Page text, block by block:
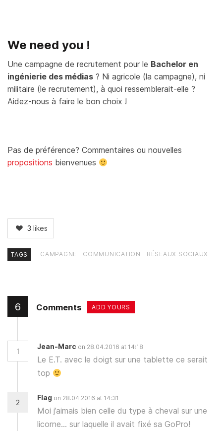
We need you !
Une campagne de recrutement pour le Bachelor en
ingénierie des médias ? Ni agricole (la campagne), ni
militaire (le recrutement), à quoi ressemblerait-elle ?
Aidez-nous à faire le bon choix !
Pas de préférence? Commentaires ou nouvelles
propositions bienvenues
3 likes
TAGS CAMPAGNE COMMUNICATION RÉSEAUX SOCIAUX
6 Comments ADD YOURS
1
Jean-Marc on 28.04.2016 at 14:18
Le E.T. avec le doigt sur une tablette ce serait
top
2
Flag on 28.04.2016 at 14:31
Moi j’aimais bien celle du type à cheval sur une
licorne… sur laquelle il avait fixé sa GoPro!